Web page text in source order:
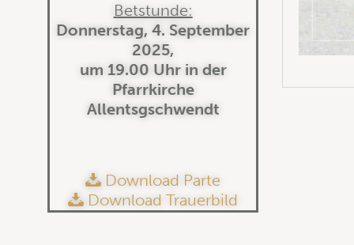
Betstunde:
Donnerstag, 4. September
2025,
um 19.00 Uhr in der
Pfarrkirche
Allentsgschwendt
Download Parte
Download Trauerbild